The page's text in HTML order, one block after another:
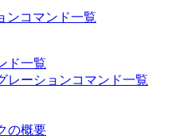
ンコマンド一覧
ド一覧
レーションコマンド一覧
の概要